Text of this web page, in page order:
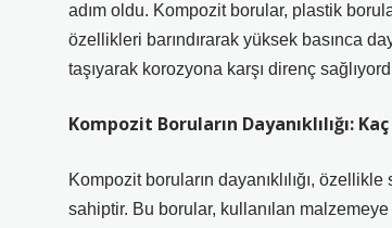
adım oldu. Kompozit borular, plastik
özellikleri barındırarak yüksek basınca
taşıyarak korozyona karşı direnç
Kompozit Boruların Dayanıklılığı:
Kompozit boruların dayanıklılığı,
sahiptir. Bu borular, kullanılan